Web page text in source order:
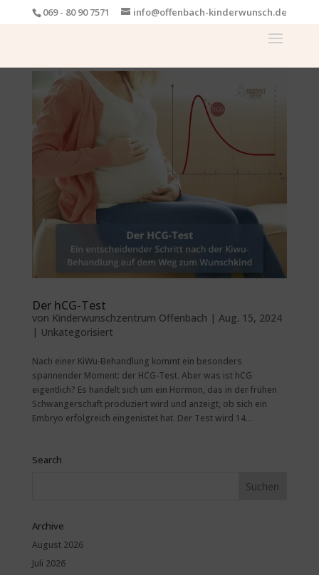
069 - 80 90 7571 info@offenbach-kinderwunsch.de
Der hCG-Test
von Kinderwunschzentrum Offenbach | Aug. 15, 2024
| Unkategorisiert
Nach einer KiWu-Behandlung kommt ein besonders
spannender Moment: der HCG-Test. Aber was ist hCG
eigentlich? Es handelt sich um ein Hormon, das in der frühen
Schwangerschaft produziert wird und anzeigt, ob sich ein
Embryo erfolgreich eingenistet hat. Der Test wird 14...
Search
Archive
August 2026
Juli 2026